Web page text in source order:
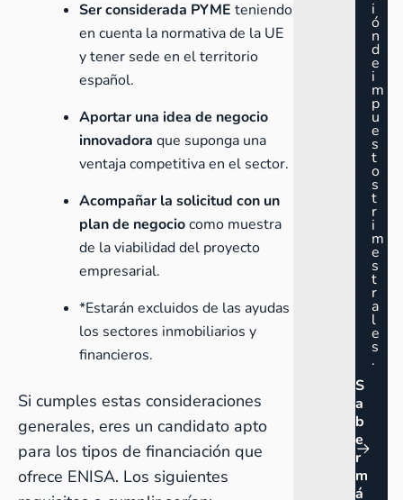
Ser considerada PYME teniendo
en cuenta la normativa de la UE
y tener sede en el territorio
español.
Aportar una idea de negocio
innovadora que suponga una
ventaja competitiva en el sector.
Acompañar la solicitud con un
plan de negociocomo muestra
de la viabilidad del proyecto
empresarial.
*Estarán excluidos de las ayudas
los sectores inmobiliarios y
financieros.
Si cumples estas consideraciones
generales, eres un candidato apto
para los tipos de financiación que
ofrece ENISA. Los siguientes
i
ó
n
d
e
i
m
p
u
e
s
t
o
s
t
r
i
m
e
s
t
r
a
l
e
s
.
S
a
b
e
r
m
á